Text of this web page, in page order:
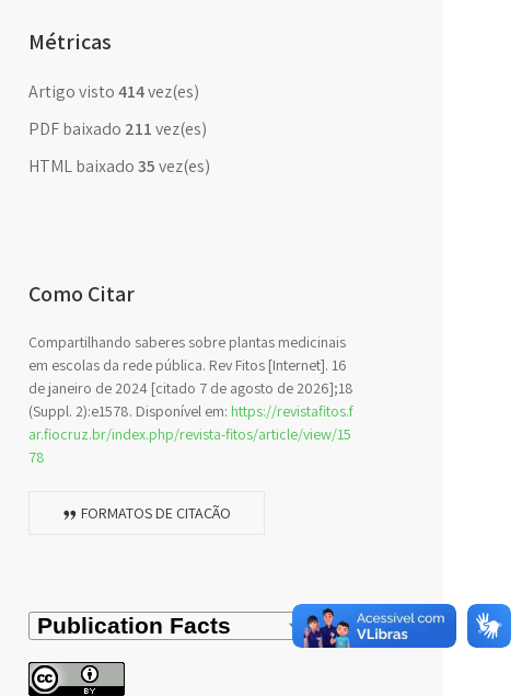
Métricas
Artigo visto414vez(es)
PDF baixado 211vez(es)
HTML baixado 35vez(es)
Como Citar
Compartilhando saberes sobre plantas medicinais
em escolas da rede pública. Rev Fitos [Internet]. 16
de janeiro de 2024 [citado 7 de agosto de 2026];18
(Suppl. 2):e1578. Disponível em: https://revistafitos.f
ar.fiocruz.br/index.php/revista-fitos/article/view/15
78
FORMATOS DE CITAÇÃO